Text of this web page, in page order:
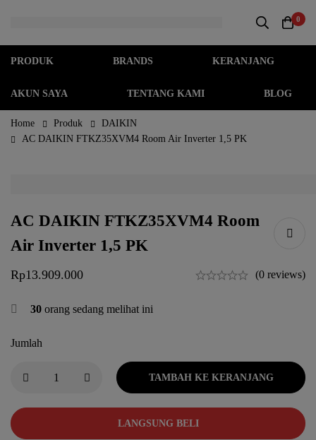
0
PRODUK BRANDS KERANJANG
AKUN SAYA TENTANG KAMI BLOG
Home Produk
DAIKIN
AC DAIKIN FTKZ35XVM4 Room Air Inverter 1,5 PK
AC DAIKIN FTKZ35XVM4 Room
Air Inverter 1,5 PK
Rp13.909.000 (0 reviews)
30 orang sedang melihat ini
Jumlah
TAMBAH KE KERANJANG
LANGSUNG BELI